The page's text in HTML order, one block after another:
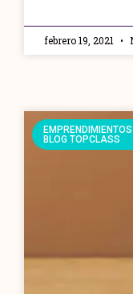
febrero 19, 2021
BLOG TOPCLASS